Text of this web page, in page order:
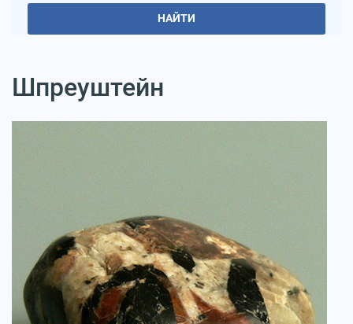
НАЙТИ
Шпреуштейн